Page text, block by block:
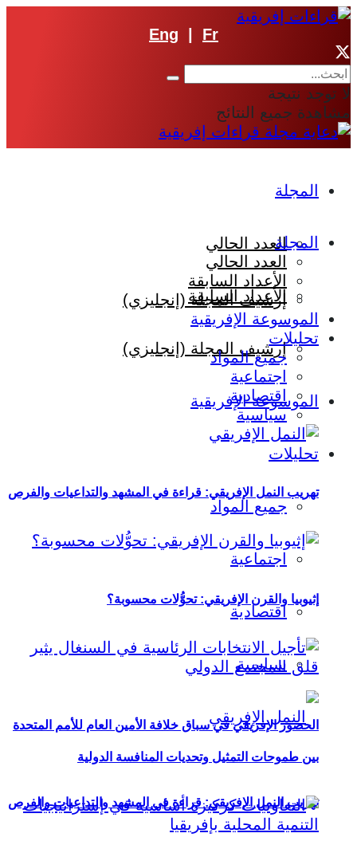
Eng Fr
لا توجد نتيجة
مشاهدة جميع النتائج
المجلة
العدد الحالي
الأعداد السابقة
إرشيف المجلة (إنجليزي)
الموسوعة الإفريقية
تحليلات
جميع المواد
اجتماعية
اقتصادية
سياسية
تهريب النمل الإفريقي: قراءة في المشهد والتداعيات والفرص
المجلة
العدد الحالي
الأعداد السابقة
إرشيف المجلة (إنجليزي)
الموسوعة الإفريقية
تحليلات
جميع المواد
اجتماعية
اقتصادية
سياسية
تهريب النمل الإفريقي: قراءة في المشهد والتداعيات والفرص
إثيوبيا والقرن الإفريقي: تحوُّلات محسوبة؟
الحضور الإفريقي في سباق خلافة الأمين العام للأمم المتحدة
بين طموحات التمثيل وتحديات المنافسة الدولية